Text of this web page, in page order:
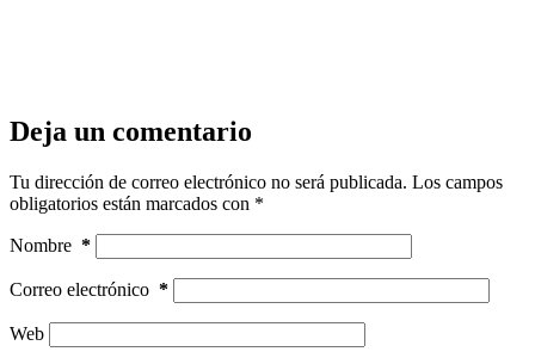
Deja un comentario
Tu dirección de correo electrónico no será publicada. Los campos
obligatorios están marcados con *
Nombre *
Correo electrónico *
Web